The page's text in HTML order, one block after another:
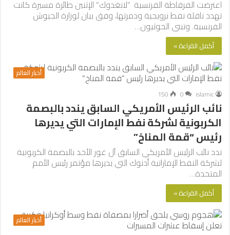
اعترضت الفرقاطة الفرنسية “لانغدوك” الإثنين طائرة مسيرة كانت
تهدد ناقلة نفط نرويجية ودمرتها، وفق بيان لوزارة الجيوش
الفرنسية. وتبنى الحوثيون…
أكمل القراءة »
أخبار العالم
islamic
0
150
نائب الرئيس الأمريكي السابق يندد بالبصمة
الكربونية لشركة نفط الإمارات التي يديرها
رئيس “قمة المناخ”
ندد نائب الرئيس الأمريكي السابق آل غور الأحد بالبصمة الكربونية
لشركة النفط الإماراتية أدنوك التي يديرها مؤتمر رئيس الأمم
المتحدة…
أكمل القراءة »
أخبار العالم